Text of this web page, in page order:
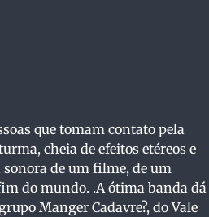
que tomam contato pela
cheia de efeitos etéreos e
sonora de um filme, de um
do mundo. .A ótima banda dá
Manger Cadavre?, do Vale